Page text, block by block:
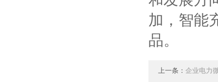
加，智能
品。
上一条： 企业电力